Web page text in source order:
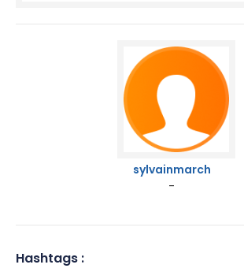
sylvainmarch
-
Hashtags :